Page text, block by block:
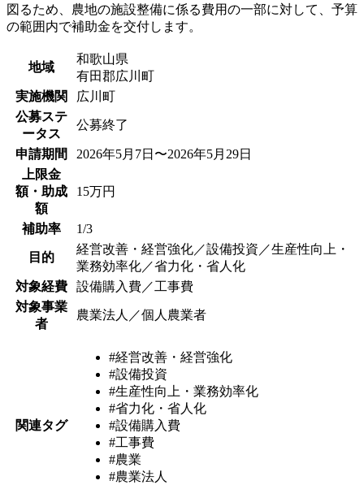
図るため、農地の施設整備に係る費用の一部に対して、予算
の範囲内で補助金を交付します。
地域
和歌山県
有田郡広川町
実施機関
広川町
公募ステ
ータス
公募終了
申請期間
2026年5月7日〜2026年5月29日
上限金
額・助成
額
15万円
補助率 1/3
目的
経営改善・経営強化／設備投資／生産性向上・
業務効率化／省力化・省人化
対象経費
設備購入費／工事費
対象事業
者
農業法人／個人農業者
関連タグ
#経営改善・経営強化
#設備投資
#生産性向上・業務効率化
#省力化・省人化
#設備購入費
#工事費
#農業
#農業法人